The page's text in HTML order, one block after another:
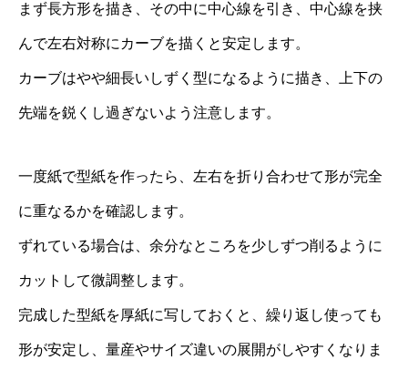
まず長方形を描き、その中に中心線を引き、中心線を挟
んで左右対称にカーブを描くと安定します。
カーブはやや細長いしずく型になるように描き、上下の
先端を鋭くし過ぎないよう注意します。
一度紙で型紙を作ったら、左右を折り合わせて形が完全
に重なるかを確認します。
ずれている場合は、余分なところを少しずつ削るように
カットして微調整します。
完成した型紙を厚紙に写しておくと、繰り返し使っても
形が安定し、量産やサイズ違いの展開がしやすくなりま